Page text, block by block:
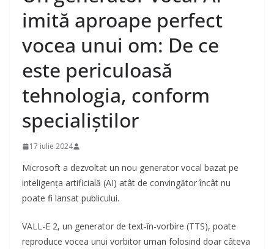
imită aproape perfect
vocea unui om: De ce
este periculoasă
tehnologia, conform
specialiștilor
17 iulie 2024
Microsoft a dezvoltat un nou generator vocal bazat pe
inteligența artificială (AI) atât de convingător încât nu
poate fi lansat publicului.
VALL-E 2, un generator de text-în-vorbire (TTS), poate
reproduce vocea unui vorbitor uman folosind doar câteva